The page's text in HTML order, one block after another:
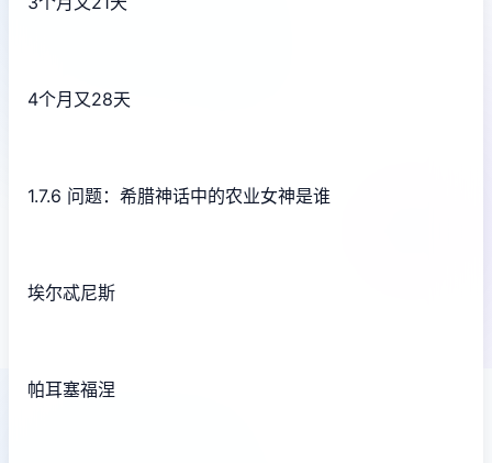
4个月又28天
1.7.6 问题：希腊神话中的农业女神是谁
埃尔忒尼斯
帕耳塞福涅